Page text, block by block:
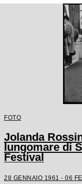
FOTO
Jolanda
lungomare di
Festival
28 GENNAIO 1961 - 06